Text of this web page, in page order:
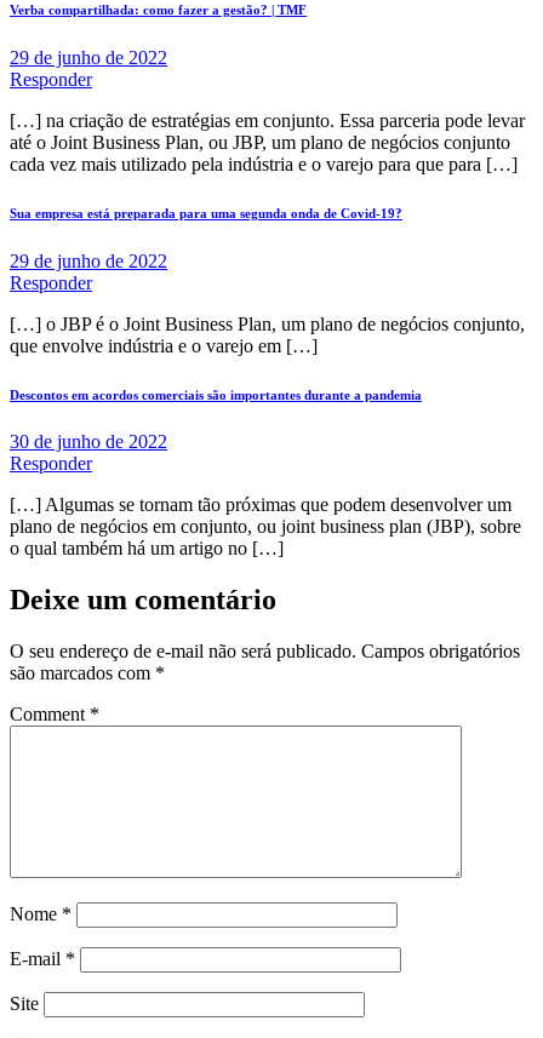
Verba compartilhada: como fazer a gestão? | TMF
29 de junho de 2022
Responder
[…] na criação de estratégias em conjunto. Essa parceria pode levar
até o Joint Business Plan, ou JBP, um plano de negócios conjunto
cada vez mais utilizado pela indústria e o varejo para que para […]
Sua empresa está preparada para uma segunda onda de Covid-19?
29 de junho de 2022
Responder
[…] o JBP é o Joint Business Plan, um plano de negócios conjunto,
que envolve indústria e o varejo em […]
Descontos em acordos comerciais são importantes durante a pandemia
30 de junho de 2022
Responder
[…] Algumas se tornam tão próximas que podem desenvolver um
plano de negócios em conjunto, ou joint business plan (JBP), sobre
o qual também há um artigo no […]
Deixe um comentário
O seu endereço de e-mail não será publicado. Campos obrigatórios
são marcados com *
Comment *
Nome *
E-mail *
Site